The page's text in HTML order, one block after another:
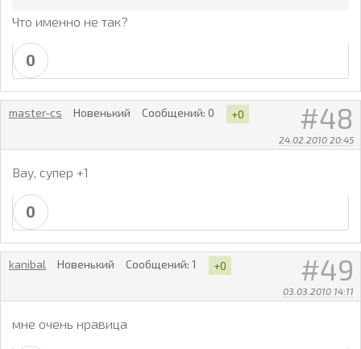
Что именно не так?
0
48
24.02.2010 20:45
master-cs Новенький Сообщений: 0 +0
Вау, супер +1
0
49
03.03.2010 14:11
kanibal Новенький Сообщений: 1 +0
мне очень нравица